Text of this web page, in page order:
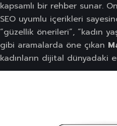
kapsamlı bir rehber sunar.
SEO uyumlu içerikleri
“güzellik önerileri”, “kadın
gibi aramalarda öne çıkan
kadınların dijital dünyadaki